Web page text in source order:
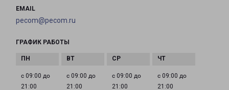
EMAIL
pecom@pecom.ru
ГРАФИК РАБОТЫ
с 09:00 до
21:00
с 09:00 до
21:00
с 09:00 до
21:00
с 09:00 до
21:00